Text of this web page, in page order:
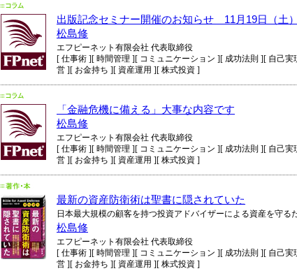
出版記念セミナー開催のお知らせ 11月19日（土
松島修
エフピーネット有限会社 代表取締役
[ 仕事術 ][ 時間管理 ][ コミュニケーション ][ 成功法則 ][ 自己
営 ][ お金持ち ][ 資産運用 ][ 株式投資 ]
「金融危機に備える」大事な内容です
松島修
エフピーネット有限会社 代表取締役
[ 仕事術 ][ 時間管理 ][ コミュニケーション ][ 成功法則 ][ 自己
営 ][ お金持ち ][ 資産運用 ][ 株式投資 ]
最新の資産防衛術は聖書に隠されていた
日本最大規模の顧客を持つ投資アドバイザーによる資産を守る
松島修
エフピーネット有限会社 代表取締役
[ 仕事術 ][ 時間管理 ][ コミュニケーション ][ 成功法則 ][ 自己
営 ][ お金持ち ][ 資産運用 ][ 株式投資 ]